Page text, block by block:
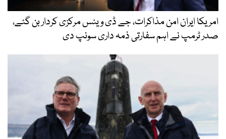
امریکا ایران امن مذاکرات، جے ڈی وینس مرکزی کردار بن گئے،
صدر ٹرمپ نے اہم سفارتی ذمہ داری سونپ دی